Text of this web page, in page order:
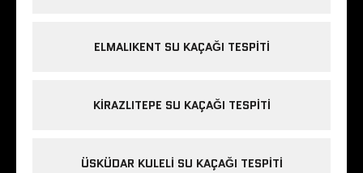
ELMALIKENT SU KAÇAĞI TESPITI
KIRAZLITEPE SU KAÇAĞI TESPITI
ÜSKÜDAR KULELI SU KAÇAĞI TESPITI